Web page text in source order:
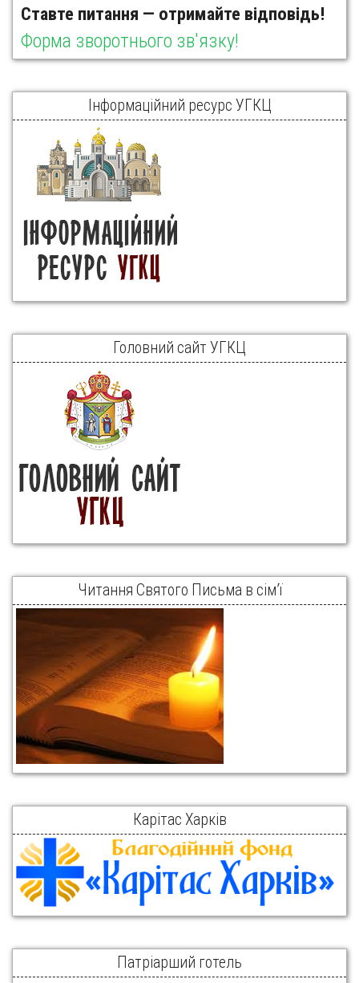
Ставте питання — отримайте відповідь!
Форма зворотнього зв'язку!
Інформаційний ресурс УГКЦ
Головний сайт УГКЦ
Читання Святого Письма в сім’ї
Карітас Харків
Патріарший готель